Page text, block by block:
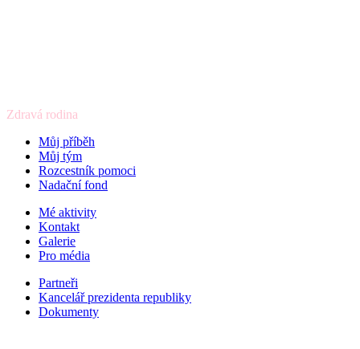
Zdravá rodina
Můj příběh
Můj tým
Rozcestník pomoci
Nadační fond
Mé aktivity
Kontakt
Galerie
Pro média
Partneři
Kancelář prezidenta republiky
Dokumenty